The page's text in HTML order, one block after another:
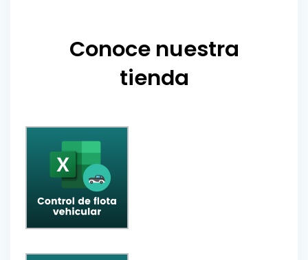
Conoce nuestra
tienda